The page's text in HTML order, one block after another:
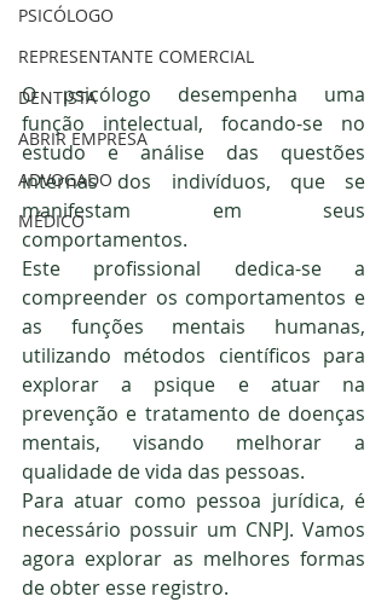
PSICÓLOGO
REPRESENTANTE COMERCIAL
DENTISTA
ABRIR EMPRESA
ADVOGADO
MÉDICO
O psicólogo desempenha uma
função intelectual, focando-se no
estudo e análise das questões
internas dos indivíduos, que se
manifestam em seus
comportamentos.
Este profissional dedica-se a
compreender os comportamentos e
as funções mentais humanas,
utilizando métodos científicos para
explorar a psique e atuar na
prevenção e tratamento de doenças
mentais, visando melhorar a
qualidade de vida das pessoas.
Para atuar como pessoa jurídica, é
necessário possuir um CNPJ. Vamos
agora explorar as melhores formas
de obter esse registro.